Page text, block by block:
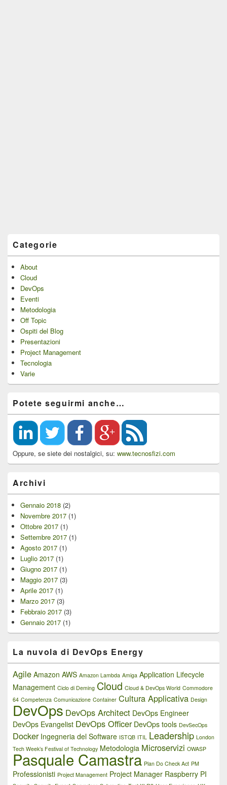
Categorie
About
Cloud
DevOps
Eventi
Metodologia
Off Topic
Ospiti del Blog
Presentazioni
Project Management
Tecnologia
Varie
Potete seguirmi anche…
Oppure, se siete dei nostalgici, su: www.tecnosfizi.com
Archivi
Gennaio 2018 (2)
Novembre 2017 (1)
Ottobre 2017 (1)
Settembre 2017 (1)
Agosto 2017 (1)
Luglio 2017 (1)
Giugno 2017 (1)
Maggio 2017 (3)
Aprile 2017 (1)
Marzo 2017 (3)
Febbraio 2017 (3)
Gennaio 2017 (1)
La nuvola di DevOps Energy
Agile Amazon AWS Amazon Lambda Amiga Application Lifecycle
Management Ciclo di Deming Cloud Cloud & DevOps World Commodore
64 Competenza Comunicazione Container Cultura Applicativa Design
DevOps DevOps Architect DevOps Engineer
DevOps Evangelist DevOps Officer DevOps tools DevSecOps
Docker Ingegneria del Software ISTQB ITIL Leadership London
Tech Week’s Festival of Technology Metodologia Microservizi OWASP
Pasquale Camastra Plan Do Check Act PM
Professionisti Project Management Project Manager Raspberry PI